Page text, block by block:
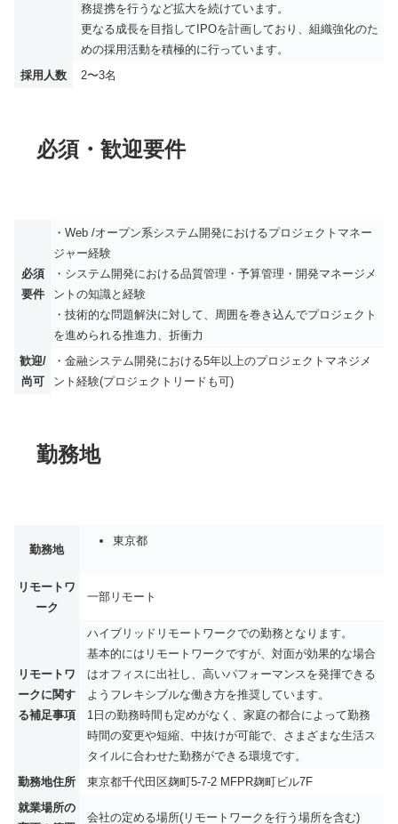
務提携を行うなど拡大を続けています。
更なる成長を目指してIPOを計画しており、組織強化のた
めの採用活動を積極的に行っています。
採用人数
2〜3名
必須・歓迎要件
必須
要件
・Web /オープン系システム開発におけるプロジェクトマネー
ジャー経験
・システム開発における品質管理・予算管理・開発マネージメ
ントの知識と経験
・技術的な問題解決に対して、周囲を巻き込んでプロジェクト
を進められる推進力、折衝力
歓迎/
尚可
・金融システム開発における5年以上のプロジェクトマネジメ
ント経験(プロジェクトリードも可)
勤務地
勤務地
東京都
リモートワ
ーク
一部リモート
リモートワ
ークに関す
る補足事項
ハイブリッドリモートワークでの勤務となります。
基本的にはリモートワークですが、対面が効果的な場合
はオフィスに出社し、高いパフォーマンスを発揮できる
ようフレキシブルな働き方を推奨しています。
1日の勤務時間も定めがなく、家庭の都合によって勤務
時間の変更や短縮、中抜けが可能で、さまざまな生活ス
タイルに合わせた勤務ができる環境です。
勤務地住所
東京都千代田区麹町5-7-2 MFPR麹町ビル7F
就業場所の
会社の定める場所(リモートワークを行う場所を含む)